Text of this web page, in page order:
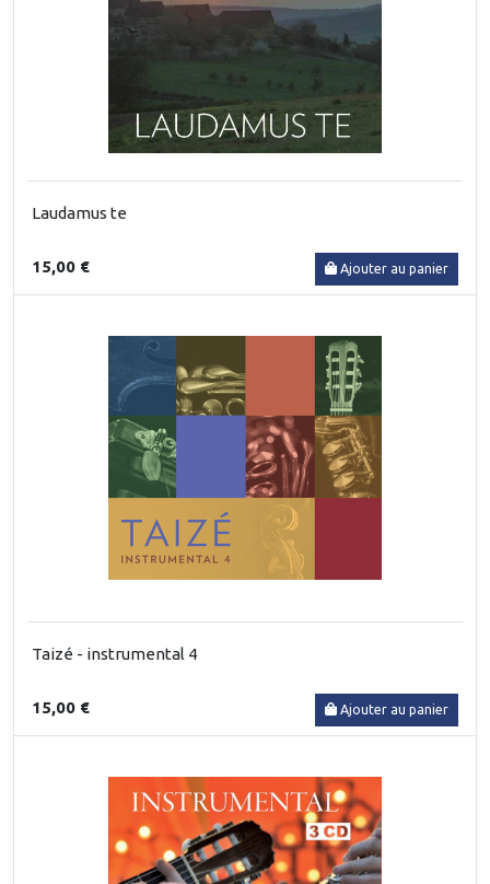
Laudamus te
15,00 € Ajouter au panier
Taizé - instrumental 4
15,00 € Ajouter au panier